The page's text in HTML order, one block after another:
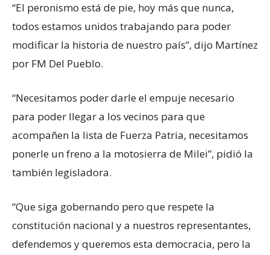
“El peronismo está de pie, hoy más que nunca,
todos estamos unidos trabajando para poder
modificar la historia de nuestro país”, dijo Martínez
por FM Del Pueblo.
“Necesitamos poder darle el empuje necesario
para poder llegar a los vecinos para que
acompañen la lista de Fuerza Patria, necesitamos
ponerle un freno a la motosierra de Milei”, pidió la
también legisladora.
“Que siga gobernando pero que respete la
constitución nacional y a nuestros representantes,
defendemos y queremos esta democracia, pero la